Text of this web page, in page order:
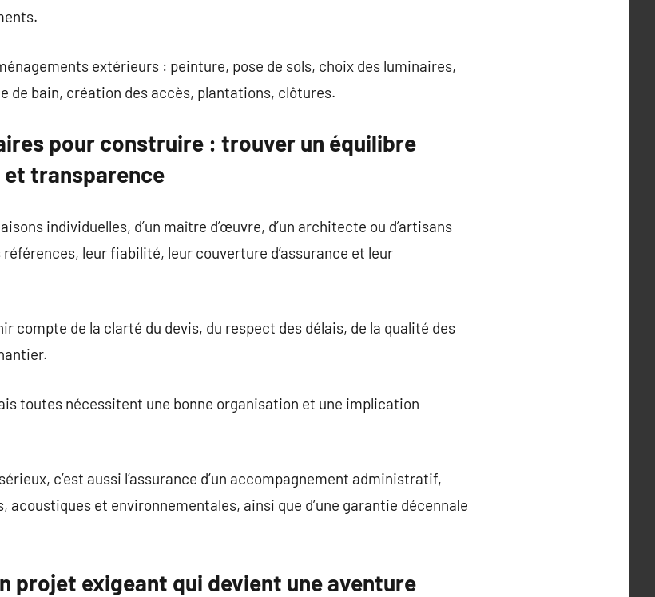
extérieurs : peinture, pose de sols, choix des luminaires,
de bain, création des accès, plantations, clôtures.
pour construire : trouver un équilibre
transparence
individuelles, d’un maître d’œuvre, d’un architecte ou d’artisans
leur fiabilité, leur couverture d’assurance et leur
compte de la clarté du devis, du respect des délais, de la qualité des
toutes nécessitent une bonne organisation et une implication
c’est aussi l’assurance d’un accompagnement administratif,
acoustiques et environnementales, ainsi que d’une garantie décennale
projet exigeant qui devient une aventure